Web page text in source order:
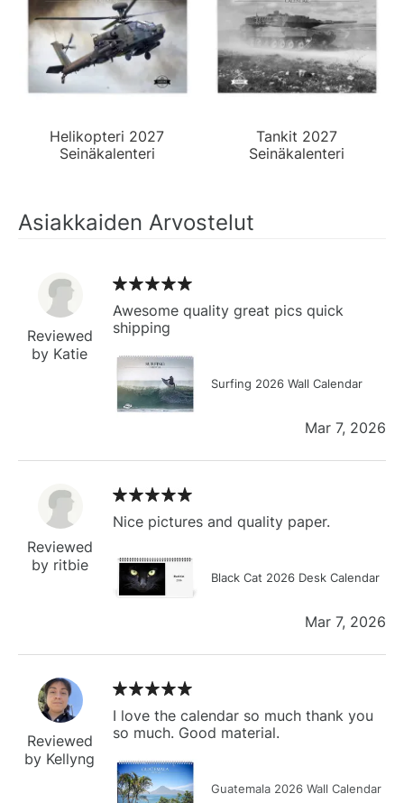
Helikopteri 2027
Seinäkalenteri
Tankit 2027
Seinäkalenteri
Asiakkaiden Arvostelut
Reviewed
by Katie
Awesome quality great pics quick
shipping
Surfing 2026 Wall Calendar
Mar 7, 2026
Reviewed
by ritbie
Nice pictures and quality paper.
Black Cat 2026 Desk Calendar
Mar 7, 2026
Reviewed
by Kellyng
I love the calendar so much thank you
so much. Good material.
Guatemala 2026 Wall Calendar